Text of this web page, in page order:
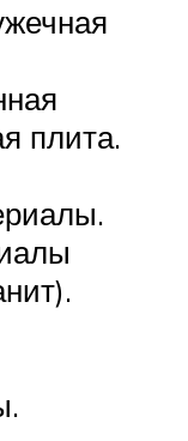
плита.